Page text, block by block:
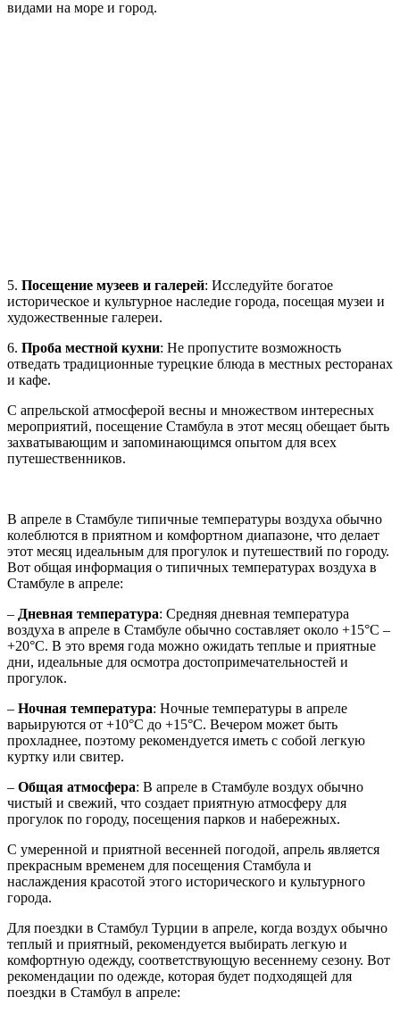
видами на море и город.
5. Посещение музеев и галерей: Исследуйте богатое
историческое и культурное наследие города, посещая музеи и
художественные галереи.
6. Проба местной кухни: Не пропустите возможность
отведать традиционные турецкие блюда в местных ресторанах
и кафе.
С апрельской атмосферой весны и множеством интересных
мероприятий, посещение Стамбула в этот месяц обещает быть
захватывающим и запоминающимся опытом для всех
путешественников.
В апреле в Стамбуле типичные температуры воздуха обычно
колеблются в приятном и комфортном диапазоне, что делает
этот месяц идеальным для прогулок и путешествий по городу.
Вот общая информация о типичных температурах воздуха в
Стамбуле в апреле:
– Дневная температура: Средняя дневная температура
воздуха в апреле в Стамбуле обычно составляет около +15°C –
+20°C. В это время года можно ожидать теплые и приятные
дни, идеальные для осмотра достопримечательностей и
прогулок.
– Ночная температура: Ночные температуры в апреле
варьируются от +10°C до +15°C. Вечером может быть
прохладнее, поэтому рекомендуется иметь с собой легкую
куртку или свитер.
– Общая атмосфера: В апреле в Стамбуле воздух обычно
чистый и свежий, что создает приятную атмосферу для
прогулок по городу, посещения парков и набережных.
С умеренной и приятной весенней погодой, апрель является
прекрасным временем для посещения Стамбула и
наслаждения красотой этого исторического и культурного
города.
Для поездки в Стамбул Турции в апреле, когда воздух обычно
теплый и приятный, рекомендуется выбирать легкую и
комфортную одежду, соответствующую весеннему сезону. Вот
рекомендации по одежде, которая будет подходящей для
поездки в Стамбул в апреле: